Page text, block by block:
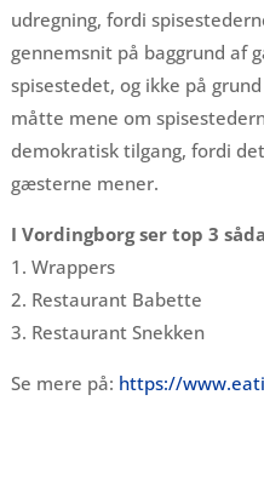
udregning, fordi
gennemsnit på baggrund af
spisestedet, og ikke på
måtte mene om
demokratisk tilgang, fordi
gæsterne mener.
I Vordingborg ser top 3
1. Wrappers
2. Restaurant Babette
3. Restaurant Snekken
Se mere på: https://